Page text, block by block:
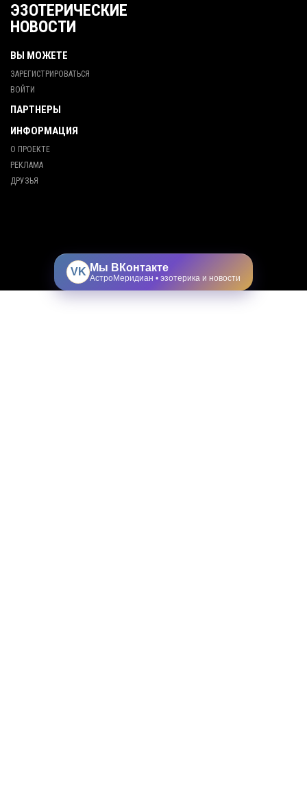
ЭЗОТЕРИЧЕСКИЕ
НОВОСТИ
ВЫ МОЖЕТЕ
ЗАРЕГИСТРИРОВАТЬСЯ
ВОЙТИ
ПАРТНЕРЫ
ИНФОРМАЦИЯ
О ПРОЕКТЕ
РЕКЛАМА
ДРУЗЬЯ
VK Мы ВКонтакте
АстроМеридиан • эзотерика и новости